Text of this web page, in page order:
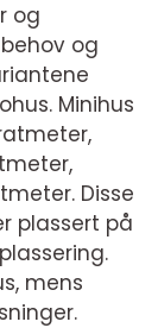
og
og
Minihus
Disse
plassert på
mens